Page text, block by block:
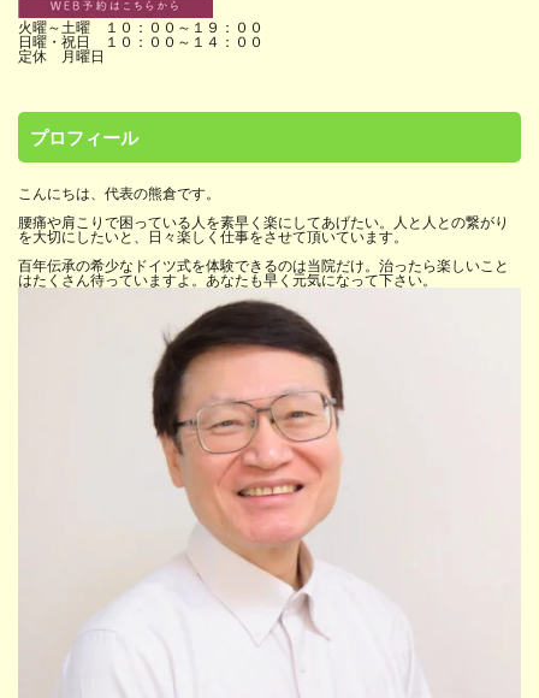
火曜～土曜 １０：００～１９：００
日曜・祝日 １０：００～１４：００
定休 月曜日
プロフィール
こんにちは、代表の熊倉です。
腰痛や肩こりで困っている人を素早く楽にしてあげたい。人と人との繋がり
を大切にしたいと、日々楽しく仕事をさせて頂いています。
百年伝承の希少なドイツ式を体験できるのは当院だけ。治ったら楽しいこと
はたくさん待っていますよ。あなたも早く元気になって下さい。